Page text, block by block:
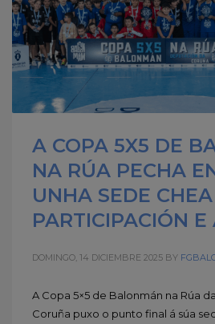
A COPA 5X5 DE
NA RÚA PECHA
UNHA SEDE
PARTICIPACIÓN
DOMINGO, 14 DICIEMBRE 2025 BY
A Copa 5×5 de Balonmán na Rúa
Coruña puxo o punto final á súa